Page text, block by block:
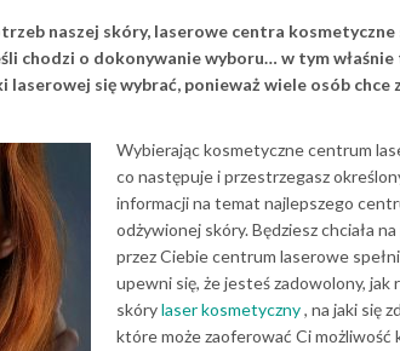
naszej skóry, laserowe centra kosmetyczne
chodzi o dokonywanie wyboru… w tym
się wybrać, ponieważ wiele osób chce
Wybierając kosmetyczne centrum
co następuje i przestrzegasz
informacji na temat najlepszego
odżywionej skóry. Będziesz chciała
przez Ciebie centrum laserowe
upewni się, że jesteś zadowolony,
skórylaser kosmetyczny, na jaki się
które może zaoferować Ci możliwość